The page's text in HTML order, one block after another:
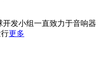
开发小组一直致力于音响器
更多